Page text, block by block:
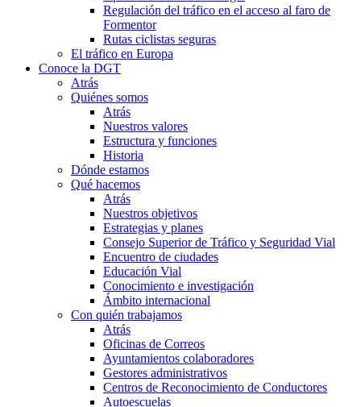
Regulación del tráfico en el acceso al faro de
Formentor
Rutas ciclistas seguras
El tráfico en Europa
Conoce la DGT
Atrás
Quiénes somos
Atrás
Nuestros valores
Estructura y funciones
Historia
Dónde estamos
Qué hacemos
Atrás
Nuestros objetivos
Estrategias y planes
Consejo Superior de Tráfico y Seguridad Vial
Encuentro de ciudades
Educación Vial
Conocimiento e investigación
Ámbito internacional
Con quién trabajamos
Atrás
Oficinas de Correos
Ayuntamientos colaboradores
Gestores administrativos
Centros de Reconocimiento de Conductores
Autoescuelas